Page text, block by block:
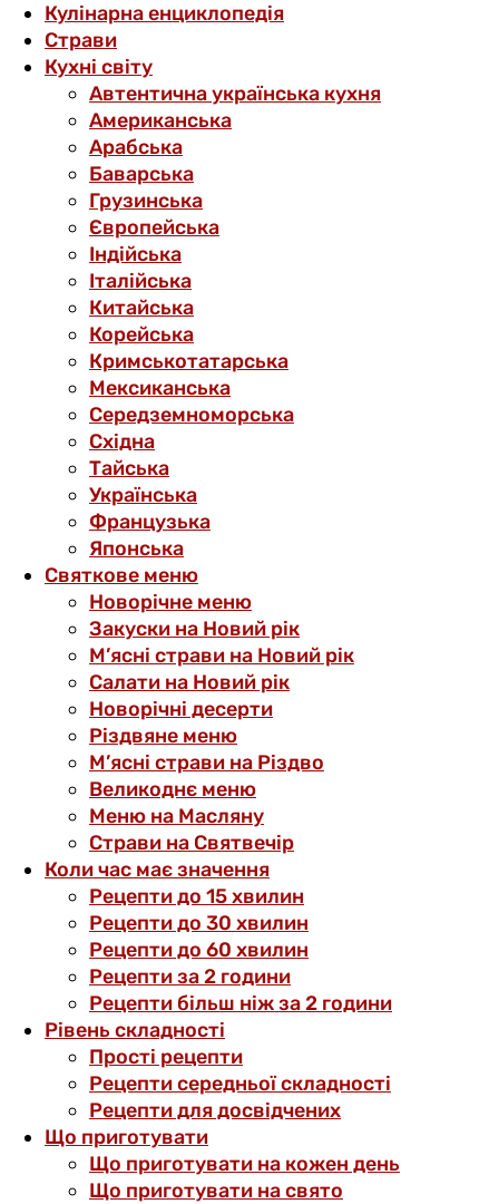
Кулінарна енциклопедія
Страви
Кухні світу
Автентична українська кухня
Американська
Арабська
Баварська
Грузинська
Європейська
Індійська
Італійська
Китайська
Корейська
Кримськотатарська
Мексиканська
Середземноморська
Східна
Тайська
Українська
Французька
Японська
Святкове меню
Новорічне меню
Закуски на Новий рік
М’ясні страви на Новий рік
Салати на Новий рік
Новорічні десерти
Різдвяне меню
М’ясні страви на Різдво
Великоднє меню
Меню на Масляну
Страви на Святвечір
Коли час має значення
Рецепти до 15 хвилин
Рецепти до 30 хвилин
Рецепти до 60 хвилин
Рецепти за 2 години
Рецепти більш ніж за 2 години
Рівень складності
Прості рецепти
Рецепти середньої складності
Рецепти для досвідчених
Що приготувати
Що приготувати на кожен день
Що приготувати на свято